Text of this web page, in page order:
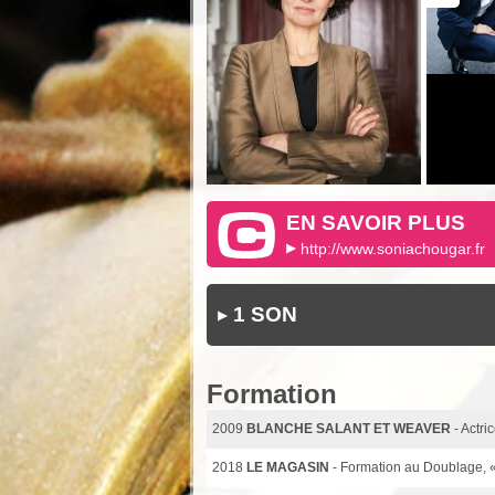
EN SAVOIR PLUS
http://www.soniachougar.fr
1 SON
Formation
2009 BLANCHE SALANT ET WEAVER -
2018 LE MAGASIN - Formation au Doublage,